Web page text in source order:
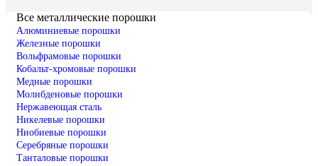
Все металлические порошки
Алюминиевые порошки
Железные порошки
Вольфрамовые порошки
Кобальт-хромовые порошки
Медные порошки
Молибденовые порошки
Нержавеющая сталь
Никелевые порошки
Ниобиевые порошки
Серебряные порошки
Танталовые порошки